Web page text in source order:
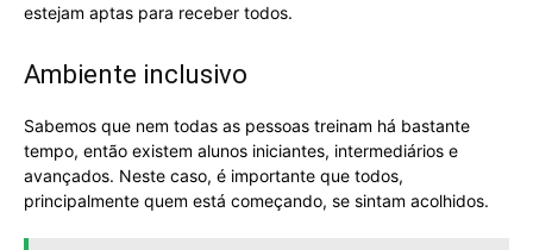
estejam aptas para receber todos.
Ambiente inclusivo
Sabemos que nem todas as pessoas treinam há bastante
tempo, então existem alunos iniciantes, intermediários e
avançados. Neste caso, é importante que todos,
principalmente quem está começando, se sintam acolhidos.